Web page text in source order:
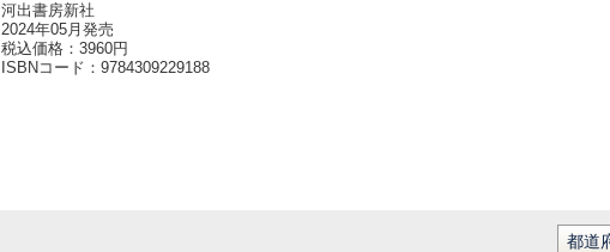
河出書房新社
2024年05月発売
税込価格：3960円
ISBNコード： 9784309229188